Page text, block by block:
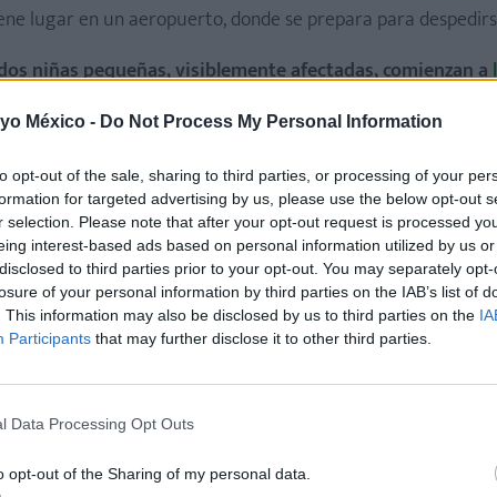
México - Do Not Process My Personal Information
opt-out of the sale, sharing to third parties, or processing of your
for targeted advertising by us, please use the below opt-out
selection. Please note that after your opt-out request is processed
interest-based ads based on personal information utilized by us
to third parties prior to your opt-out. You may separately
of your personal information by third parties on the IAB’s list of
This information may also be disclosed by us to third parties on the
Participants that may further disclose it to other third parties.
Data Processing Opt Outs
opt-out of the Sharing of my personal data.
lugar en un aeropuerto, donde se prepara para
niñas pequeñas, visiblemente afectadas, comienzan a
incapaces de asumir la despedida.
intentando retenerla
se seca las lágrimas. El padre de los niños está presente
durante estos años.
tras cinco años cuidándolos, se marcha; pero los niños no
a soltar